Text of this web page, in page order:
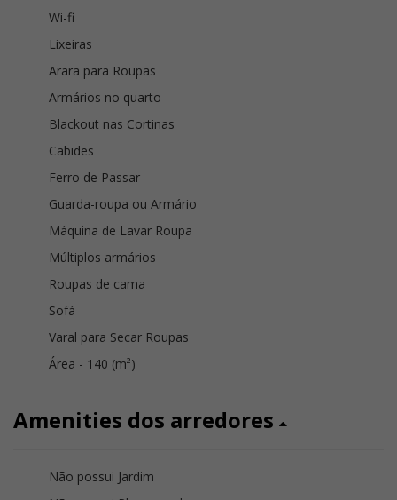
Wi-fi
Lixeiras
Arara para Roupas
Armários no quarto
Blackout nas Cortinas
Cabides
Ferro de Passar
Guarda-roupa ou Armário
Máquina de Lavar Roupa
Múltiplos armários
Roupas de cama
Sofá
Varal para Secar Roupas
Área - 140 (m²)
Amenities dos arredores
Não possui Jardim